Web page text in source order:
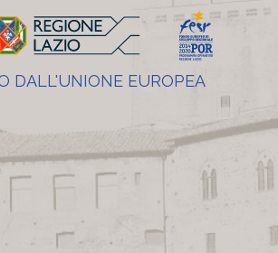
DALL'UNIONE EUROPEA